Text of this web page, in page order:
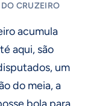
CRUZEIRO
acumula
aqui, são
um
do meia, a